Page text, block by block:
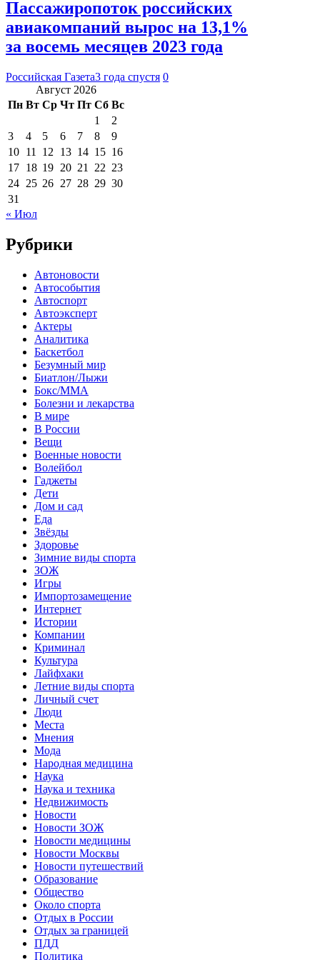
Пассажиропоток российских
авиакомпаний вырос на 13,1%
за восемь месяцев 2023 года
Российская Газета3 года спустя 0
Август 2026
Пн Вт Ср Чт Пт Сб Вс
1
2
3
4 5 6 7 8
9
10 11 12 13 14 15 16
17 18 19 20 21 22 23
24 25 26 27 28 29 30
31
« Июл
Рубрики
Автоновости
Автособытия
Автоспорт
Автоэксперт
Актеры
Аналитика
Баскетбол
Безумный мир
Биатлон/Лыжи
Бокс/MMA
Болезни и лекарства
В мире
В России
Вещи
Военные новости
Волейбол
Гаджеты
Дети
Дом и сад
Еда
Звёзды
Здоровье
Зимние виды спорта
ЗОЖ
Игры
Импортозамещение
Интернет
Истории
Компании
Криминал
Культура
Лайфхаки
Летние виды спорта
Личный счет
Люди
Места
Мнения
Мода
Народная медицина
Наука
Наука и техника
Недвижимость
Новости
Новости ЗОЖ
Новости медицины
Новости Москвы
Новости путешествий
Образование
Общество
Около спорта
Отдых в России
Отдых за границей
ПДД
Политика